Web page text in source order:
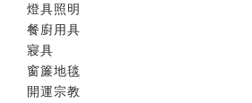
燈具照明
餐廚用具
寢具
窗簾地毯
開運宗教